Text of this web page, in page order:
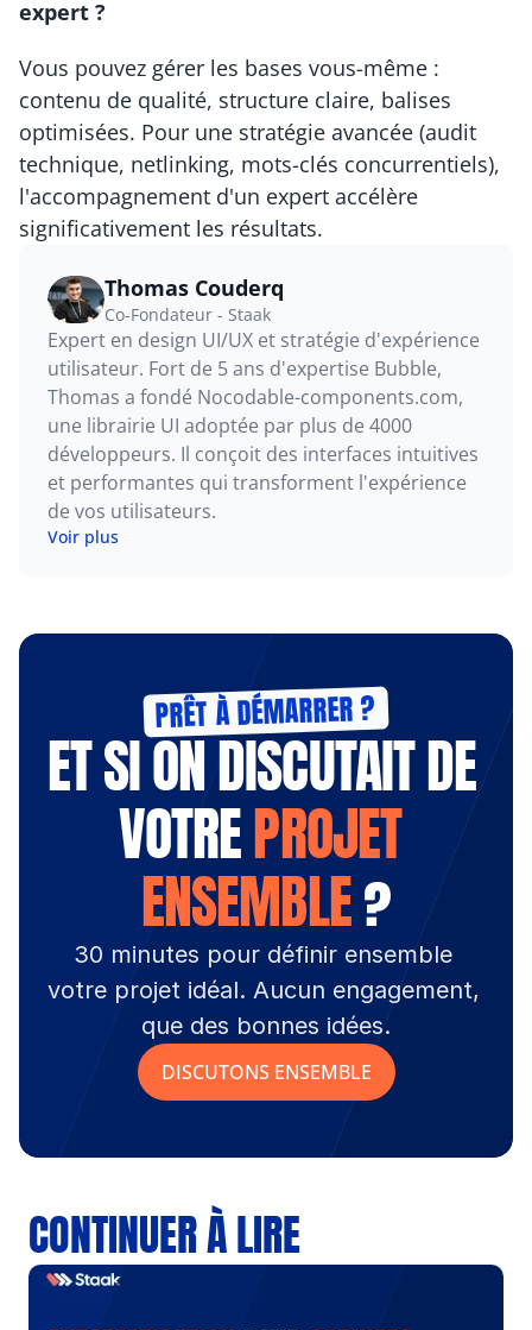
expert ?
Vous pouvez gérer les bases vous-même :
contenu de qualité, structure claire, balises
optimisées. Pour une stratégie avancée (audit
technique, netlinking, mots-clés concurrentiels),
l'accompagnement d'un expert accélère
significativement les résultats.
Thomas Couderq
Co-Fondateur - Staak
Expert en design UI/UX et stratégie d'expérience
utilisateur. Fort de 5 ans d'expertise Bubble,
Thomas a fondé Nocodable-components.com,
une librairie UI adoptée par plus de 4000
développeurs. Il conçoit des interfaces intuitives
et performantes qui transforment l'expérience
de vos utilisateurs.
Voir plus
PRÊT À DÉMARRER ?
ET SI ON DISCUTAIT DE
VOTRE PROJET
ENSEMBLE ?
30 minutes pour définir ensemble
votre projet idéal. Aucun engagement,
que des bonnes idées.
DISCUTONS ENSEMBLE
CONTINUER À LIRE